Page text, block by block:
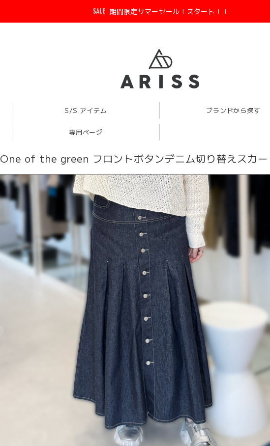
期間限定サマーセール！スタート！！
S/S アイテム ブランドから探す
専用ページ
One of the green フロントボタンデニム切り替えスカ